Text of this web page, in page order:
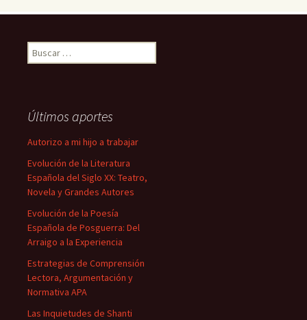
Buscar:
Últimos aportes
Autorizo a mi hijo a trabajar
Evolución de la Literatura
Española del Siglo XX: Teatro,
Novela y Grandes Autores
Evolución de la Poesía
Española de Posguerra: Del
Arraigo a la Experiencia
Estrategias de Comprensión
Lectora, Argumentación y
Normativa APA
Las Inquietudes de Shanti